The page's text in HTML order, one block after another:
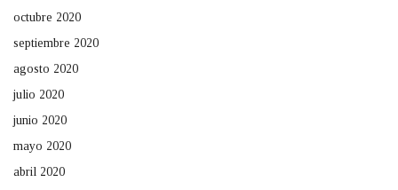
octubre 2020
septiembre 2020
agosto 2020
julio 2020
junio 2020
mayo 2020
abril 2020